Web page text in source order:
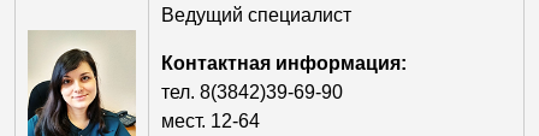
Ведущий специалист
Контактная информация:
тел. 8(3842)39-69-90
мест. 12-64